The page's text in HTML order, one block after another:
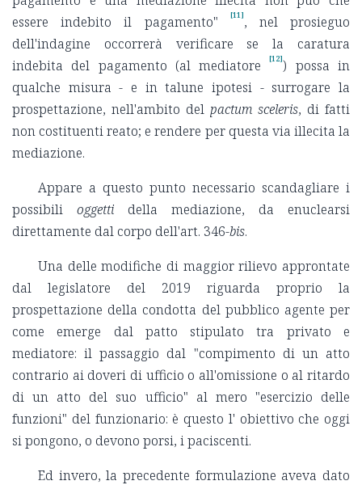
essere indebito il pagamento"
[11], nel prosieguo
dell'indagine occorrerà verificare se la caratura
indebita del pagamento (al mediatore
[12]) possa in
qualche misura - e in talune ipotesi - surrogare la
prospettazione, nell'ambito del pactum sceleris, di fatti
non costituenti reato; e rendere per questa via illecita la
mediazione.
Appare a questo punto necessario scandagliare i
possibili oggetti della mediazione, da enuclearsi
direttamente dal corpo dell'art. 346-bis.
Una delle modifiche di maggior rilievo approntate
dal legislatore del 2019 riguarda proprio la
prospettazione della condotta del pubblico agente per
come emerge dal patto stipulato tra privato e
mediatore: il passaggio dal "compimento di un atto
contrario ai doveri di ufficio o all'omissione o al ritardo
di un atto del suo ufficio" al mero "esercizio delle
funzioni" del funzionario: è questo l' obiettivo che oggi
si pongono, o devono porsi, i paciscenti.
Ed invero, la precedente formulazione aveva dato